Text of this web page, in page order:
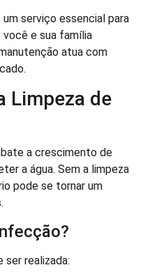
um serviço essencial para
você e sua família
atua com
Limpeza de
a crescimento de
a água. Sem a limpeza
pode se tornar um
ser realizada: